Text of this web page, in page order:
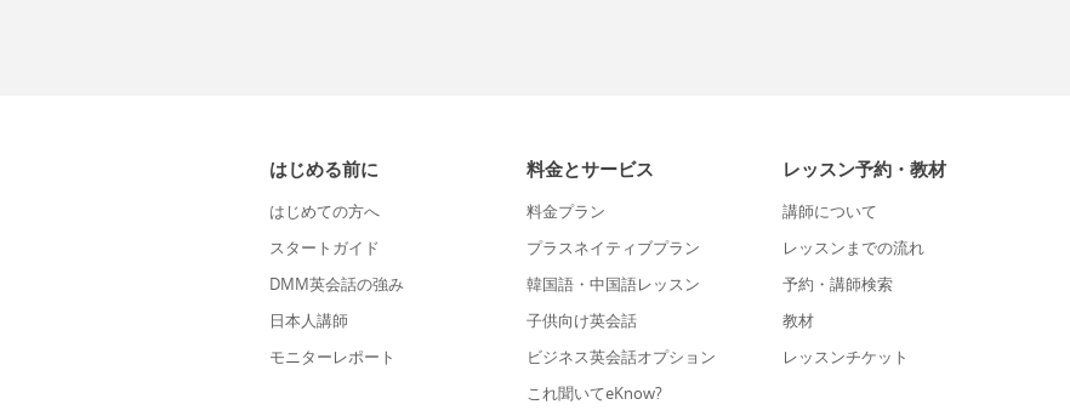
はじめる前に
はじめての方へ
スタートガイド
DMM英会話の強み
日本人講師
モニターレポート
料金とサービス
料金プラン
プラスネイティブプラン
韓国語・中国語レッスン
子供向け英会話
ビジネス英会話オプション
これ聞いてeKnow?
レッスン予約・教材
講師について
レッスンまでの流れ
予約・講師検索
教材
レッスンチケット